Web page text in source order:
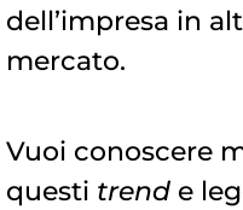
dell’impresa in
mercato.
Vuoi conoscere
questi trend e